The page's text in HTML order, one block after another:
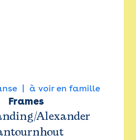
à voir en famille
Frames
Alexander